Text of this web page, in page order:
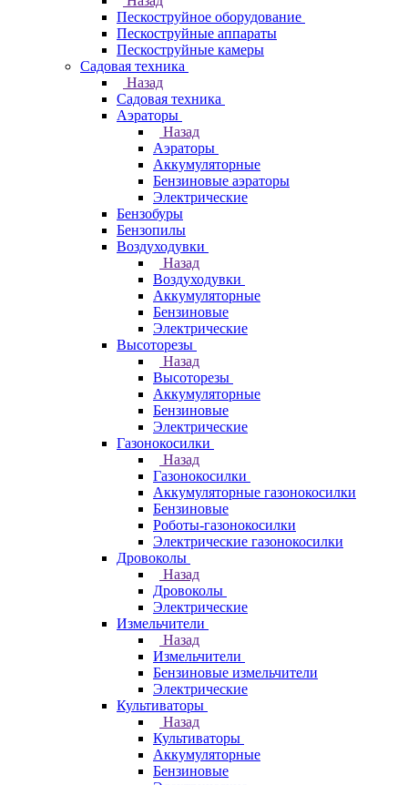
Пескоструйное оборудование
Пескоструйные аппараты
Пескоструйные камеры
Садовая техника
Назад
Садовая техника
Аэраторы
Назад
Аэраторы
Аккумуляторные
Бензиновые аэраторы
Электрические
Бензобуры
Бензопилы
Воздуходувки
Назад
Воздуходувки
Аккумуляторные
Бензиновые
Электрические
Высоторезы
Назад
Высоторезы
Аккумуляторные
Бензиновые
Электрические
Газонокосилки
Назад
Газонокосилки
Аккумуляторные газонокосилки
Бензиновые
Роботы-газонокосилки
Электрические газонокосилки
Дровоколы
Назад
Дровоколы
Электрические
Измельчители
Назад
Измельчители
Бензиновые измельчители
Электрические
Культиваторы
Назад
Культиваторы
Аккумуляторные
Бензиновые